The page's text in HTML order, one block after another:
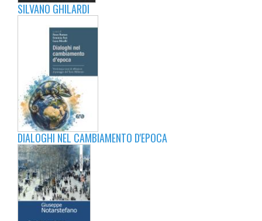
SILVANO GHILARDI
DIALOGHI NEL CAMBIAMENTO D'EPOCA